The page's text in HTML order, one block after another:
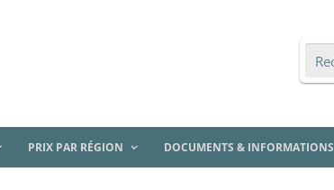
PRIX PAR RÉGION DOCUMENTS & INFORMATIONS